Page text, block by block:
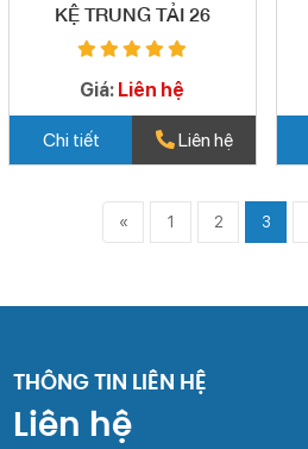
KỆ TRUNG TẢI 26
Giá: Liên hệ
Chi tiết Liên hệ
« 1 2 3
THÔNG TIN LIÊN HỆ
Liên hệ